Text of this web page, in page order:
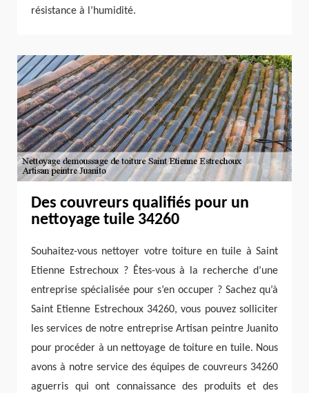
résistance à l’humidité.
Des couvreurs qualifiés pour un
nettoyage tuile 34260
Souhaitez-vous nettoyer votre toiture en tuile à Saint
Etienne Estrechoux ? Êtes-vous à la recherche d’une
entreprise spécialisée pour s’en occuper ? Sachez qu’à
Saint Etienne Estrechoux 34260, vous pouvez solliciter
les services de notre entreprise Artisan peintre Juanito
pour procéder à un nettoyage de toiture en tuile. Nous
avons à notre service des équipes de couvreurs 34260
aguerris qui ont connaissance des produits et des